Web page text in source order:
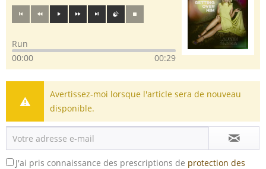
Run
00:00
00:29
Avertissez-moi lorsque l'article sera de nouveau
disponible.
J'ai pris connaissance des prescriptions de protection des